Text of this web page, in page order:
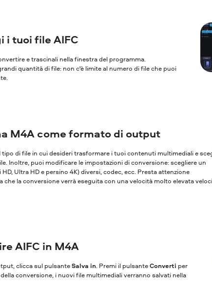
i tuoi file AIFC
e trascinali nella finestra del programma.
quantità di file: non c'è limite al numero di file che puoi
M4A come formato di output
tipo di file in cui desideri trasformare i tuoi contenuti multimediali e
Inoltre, puoi modificare le impostazioni di conversione: scegliere un
Ultra HD e persino 4K) diversi, codec, ecc. Presta attenzione
che la conversione verrà eseguita con una velocità molto elevata
AIFC in M4A
clicca sul pulsanteSalva in. Premi il pulsanteConverti per
conversione, i nuovi file multimediali verranno salvati nella